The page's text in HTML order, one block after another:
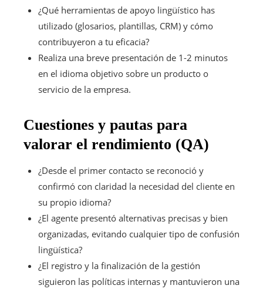
¿Qué herramientas de apoyo lingüístico has
utilizado (glosarios, plantillas, CRM) y cómo
contribuyeron a tu eficacia?
Realiza una breve presentación de 1-2 minutos
en el idioma objetivo sobre un producto o
servicio de la empresa.
Cuestiones y pautas para
valorar el rendimiento (QA)
¿Desde el primer contacto se reconoció y
confirmó con claridad la necesidad del cliente en
su propio idioma?
¿El agente presentó alternativas precisas y bien
organizadas, evitando cualquier tipo de confusión
lingüística?
¿El registro y la finalización de la gestión
siguieron las políticas internas y mantuvieron una